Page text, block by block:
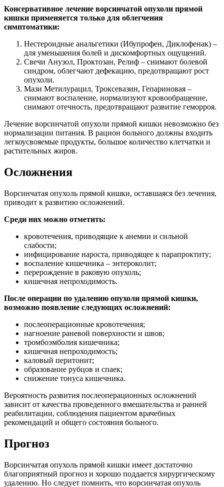
Консервативное лечение ворсинчатой опухоли прямой
кишки применяется только для облегчения
симптоматики:
Нестероидные анальгетики (Ибупрофен, Диклофенак) –
для уменьшения болей и дискомфортных ощущений.
Свечи Анузол, Проктозан, Релиф – снимают болевой
синдром, облегчают дефекацию, предотвращают рост
опухоли.
Мази Метилурацил, Троксевазин, Гепариновая –
снимают воспаление, нормализуют кровообращение,
снимают отечность, предотвращают развитие геморроя.
Лечение ворсинчатой опухоли прямой кишки невозможно без
нормализации питания. В рацион больного должны входить
легкоусвояемые продукты, большое количество клетчатки и
растительных жиров.
Осложнения
Ворсинчатая опухоль прямой кишки, оставшаяся без лечения,
приводит к развитию осложнений.
Среди них можно отметить:
кровотечения, приводящие к анемии и сильной
слабости;
инфицирование нароста, приводящее к парапроктиту;
воспаление кишечника – энтероколит;
перерождение в раковую опухоль;
кишечная непроходимость.
После операции по удалению опухоли прямой кишки,
возможно появление следующих осложнений:
послеоперационные кровотечения;
нагноение раневой поверхности и швов;
тромбоэмболия кишечника;
кишечная непроходимость;
каловый перитонит;
образование рубцов и спаек;
снижение тонуса кишечника.
Вероятность развития послеоперационных осложнений
зависит от качества проведенного вмешательства и ранней
реабилитации, соблюдения пациентом врачебных
рекомендаций и общего состояния больного.
Прогноз
Ворсинчатая опухоль прямой кишки имеет достаточно
благоприятный прогноз и хорошо поддается хирургическому
удалению. Но следует помнить, что ворсинчатая опухоль